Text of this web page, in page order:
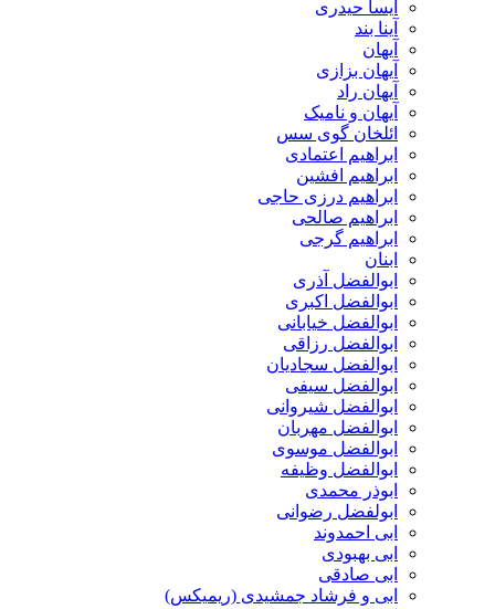
آیسا حیدری
آینا بند
آیهان
آیهان بزازی
آیهان راد
آیهان و نامیک
ائلخان گوی سس
ابراهیم اعتمادی
ابراهیم افشین
ابراهیم درزی حاجی
ابراهیم صالحی
ابراهیم گرجی
ابنان
ابوالفضل آذری
ابوالفضل اکبری
ابوالفضل خیابانی
ابوالفضل رزاقی
ابوالفضل سجادیان
ابوالفضل سیفی
ابوالفضل شیروانی
ابوالفضل مهربان
ابوالفضل موسوی
ابوالفضل وظیفه
ابوذر محمدی
ابولفضل رضوانی
ابی احمدوند
ابی بهبودی
ابی صادقی
ابی و فرشاد جمشیدی (ریمیکس)